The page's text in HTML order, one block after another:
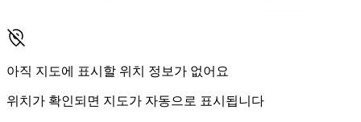
아직 지도에 표시할 위치 정보가 없어요
위치가 확인되면 지도가 자동으로 표시됩니다